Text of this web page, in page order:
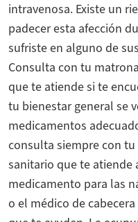
intravenosa. Existe un
padecer esta afección
sufriste en alguno de
Consulta con tu
que te atiende si te
tu bienestar general se
medicamentos
consulta siempre con
sanitario que te
medicamento para las
o el médico de